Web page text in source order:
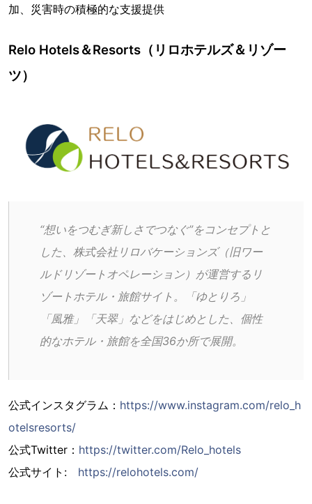
加、災害時の積極的な支援提供
Relo Hotels＆Resorts（リロホテルズ＆リゾー
ツ）
“想いをつむぎ新しさでつなぐ”をコンセプトと
した、株式会社リロバケーションズ（旧ワー
ルドリゾートオペレーション）が運営するリ
ゾートホテル・旅館サイト。「ゆとりろ」
「風雅」「天翠」などをはじめとした、個性
的なホテル・旅館を全国36か所で展開。
公式インスタグラム： https://www.instagram.com/relo_h
otelsresorts/
公式Twitter： https://twitter.com/Relo_hotels
公式サイト: https://relohotels.com/